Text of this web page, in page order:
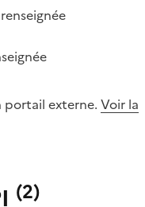
portail externe. Voir la
(2)